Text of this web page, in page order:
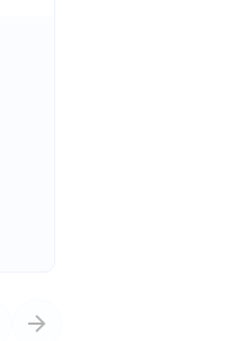
arrow_forward